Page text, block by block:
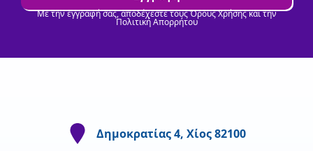
Με την εγγραφή σας, αποδέχεστε τους Όρους Χρήσης και την
Πολιτική Απορρήτου
Δημοκρατίας 4, Χίος 82100